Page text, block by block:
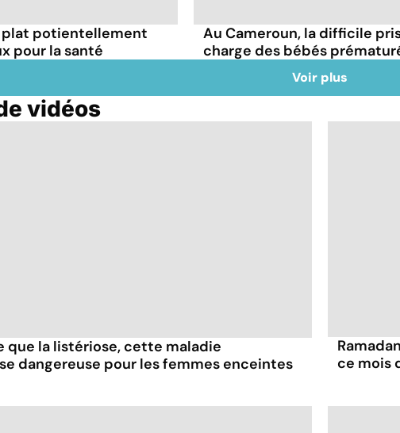
plat potientellement
pour la santé
Au Cameroun, la difficile
charge des bébés
Voir plus
vidéos
que la listériose, cette maladie
dangereuse pour les femmes enceintes
ce mois